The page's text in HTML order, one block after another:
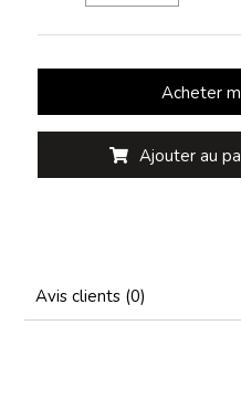
Acheter
Ajouter au
Avis clients (0)